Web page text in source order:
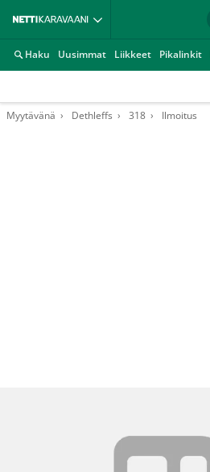
Haku Uusimmat Liikkeet Pikalinkit
Myytävänä Dethleffs 318 Ilmoitus